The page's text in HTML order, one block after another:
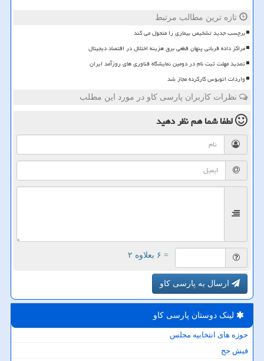
تازه ترین مطالب مرتبط
برچسب جدید تشخیص بیماری را متحول می کند
مراکز داده قربانی پنهان قطعی برق هزینه اختلال در اقتصاد دیجیتال
تمدید مهلت ثبت نام در دومین نمایشگاه فناوری های روزآمد ایران
واردات اتوبوس کارکرده مجاز شد
نظرات کاربران پارسی کاو در مورد این مطلب
لطفا شما همنظر دهید
= ۶ بعلاوه ۲
ارسال به پارسی کاو
لینک دوستان پارسی كاو
حوزه های انتخابیه مجلس
فیش حج